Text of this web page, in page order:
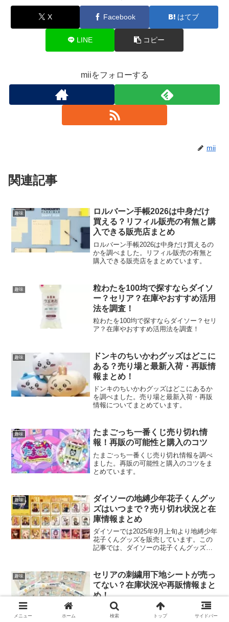
X Facebook はてブ
LINE コピー
miiをフォローする
mii
関連記事
趣味
ロルバーン手帳2026は中身だけ
買える？リフィル販売の有無と購
入できる販売店まとめ
ロルバーン手帳2026は中身だけ買えるの
かを調べました。リフィル販売の有無と
購入できる販売店をまとめています。
趣味
粒わたを100均で探すならダイソ
ー？セリア？在庫やおすすめ活用
法を調査！
粒わたを100均で探すならダイソー？セリ
ア？在庫やおすすめ活用法を調査！
趣味
ドンキのちいかわグッズはどこに
ある？売り場と最新入荷・再販情
報まとめ！
ドンキのちいかわグッズはどこにあるか
を調べました。売り場と最新入荷・再販
情報についてまとめています。
趣味
たまごっち一番くじ売り切れ情
報！再販の可能性と購入のコツ
たまごっち一番くじ売り切れ情報を調べ
ました。再販の可能性と購入のコツをま
とめています。
趣味
ダイソーの地縛少年花子くんグッ
ズはいつまで？売り切れ状況と在
庫情報まとめ
ダイソーでは2025年9月上旬より地縛少年
花子くんグッズを販売しています。この
記事では、ダイソーの花子くんグッズに
ーの花子くんグッズの売り切れ・在庫状
況について！・ダイ...
趣味
セリアの刺繍用下地シートが売っ
てない？在庫状況や再販情報まと
め！
セリアの刺繍用下地シートが売ってない
ことについて調べました。最新の在庫状
メニュー ホーム 検索 トップ サイドバー